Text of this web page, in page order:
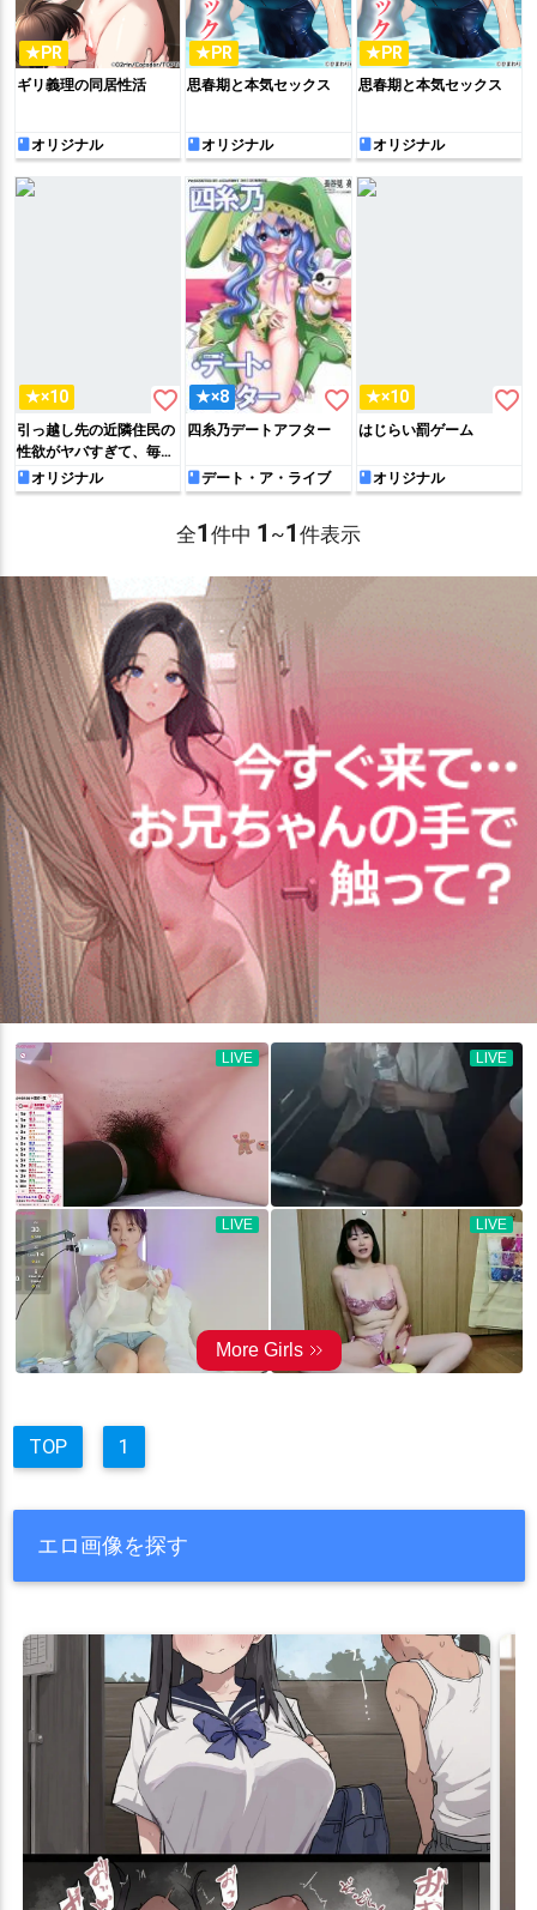
★PR
ギリ義理の同居性活
オリジナル
★PR
思春期と本気セックス
オリジナル
★PR
思春期と本気セックス
オリジナル
★×10 favorite_border
引っ越し先の近隣住民の
性欲がヤバすぎて、毎日
キンタマ空っぽにされる
件。
オリジナル
★×8 favorite_border
四糸乃デートアフター
デート・ア・ライブ
★×10 favorite_border
はじらい罰ゲーム
オリジナル
全1件中 1 ~1件表示
TOP 1
エロ画像を探す